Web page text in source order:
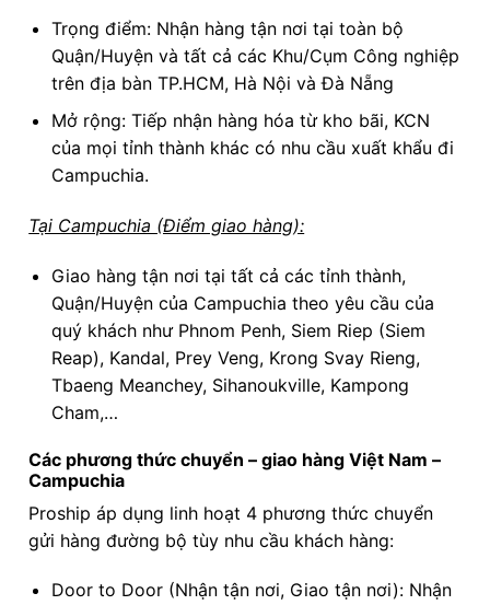
Trọng điểm: Nhận hàng tận nơi tại toàn bộ
Quận/Huyện và tất cả các Khu/Cụm Công nghiệp
trên địa bàn TP.HCM, Hà Nội và Đà Nẵng
Mở rộng: Tiếp nhận hàng hóa từ kho bãi, KCN
của mọi tỉnh thành khác có nhu cầu xuất khẩu đi
Campuchia.
Tại Campuchia (Điểm giao hàng):
Giao hàng tận nơi tại tất cả các tỉnh thành,
Quận/Huyện của Campuchia theo yêu cầu của
quý khách như Phnom Penh, Siem Riep (Siem
Reap), Kandal, Prey Veng, Krong Svay Rieng,
Tbaeng Meanchey, Sihanoukville, Kampong
Cham,…
Các phương thức chuyển – giao hàng Việt Nam –
Campuchia
Proship áp dụng linh hoạt 4 phương thức chuyển
gửi hàng đường bộ tùy nhu cầu khách hàng:
Door to Door (Nhận tận nơi, Giao tận nơi): Nhận